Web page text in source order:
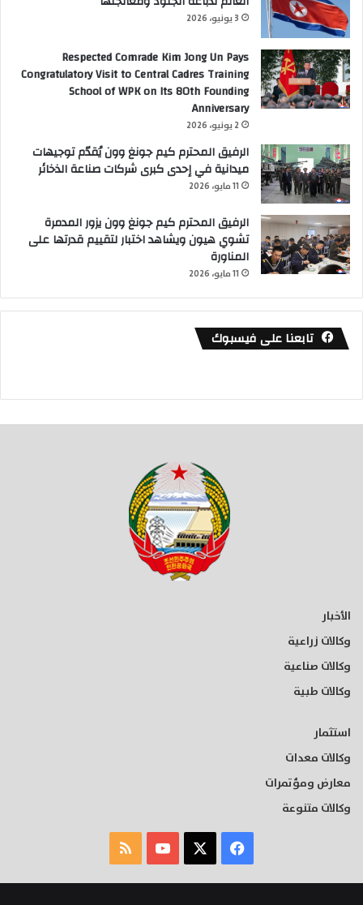
3 يونيو، 2026
Respected Comrade Kim Jong Un Pays
Congratulatory Visit to Central Cadres Training
School of WPK on Its 80th Founding
Anniversary
2 يونيو، 2026
الرفيق المحترم كيم جونغ وون يُقدّم توجيهات
ميدانية في إحدى كبرى شركات صناعة الذخائر
11 مايو، 2026
الرفيق المحترم كيم جونغ وون يزور المدمرة
تشوي هيون ويشاهد اختبار لتقييم قدرتها على
المناورة
11 مايو، 2026
تابعنا على فيسبوك
الأخبار
وكالات زراعية
وكالات صناعية
وكالات طبية
استثمار
وكالات معدات
معارض ومؤتمرات
وكالات متنوعة
فيسبوك ‫YouTubeملخص
الموقع